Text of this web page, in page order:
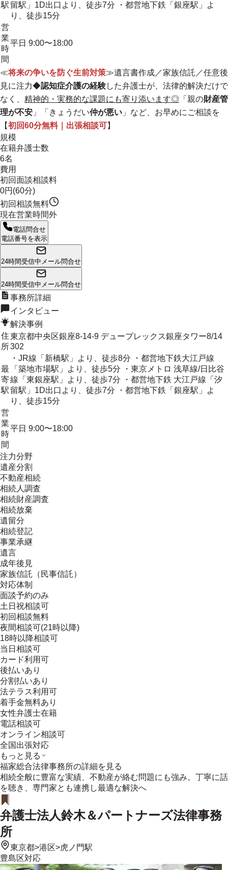
駅 留駅」1D出口より、徒歩7分 ・都営地下鉄「銀座駅」よ
り、徒歩15分
営
業
時
間
平日 9:00〜18:00
≪将来の争いを防ぐ生前対策≫遺言書作成／家族信託／任意後
見に注力◆認知症介護の経験した弁護士が、法律的解決だけで
なく、 精神的・実務的な課題にも寄り添います◎ 「親の財産管
理が不安 」「きょうだい仲が悪い 」など、お早めにご相談を
【初回60分無料｜出張相談可】
規模
在籍弁護士数
6名
費用
初回面談相談料
0円(60分)
初回相談無料
現在営業時間外
電話問合せ
電話番号を表示
24時間受信中 メール問合せ
24時間受信中 メール問合せ
事務所詳細
インタビュー
解決事例
住
所
東京都中央区銀座8-14-9 デュープレックス銀座タワー8/14
302
最
寄
駅
・JR線「新橋駅」より、徒歩8分 ・都営地下鉄大江戸線
「築地市場駅」より、徒歩5分 ・東京メトロ 浅草線/日比谷
線「東銀座駅」より、徒歩7分 ・都営地下鉄 大江戸線「汐
留駅」1D出口より、徒歩7分 ・都営地下鉄「銀座駅」よ
り、徒歩15分
営
業
時
間
平日 9:00〜18:00
注力分野
遺産分割
不動産相続
相続人調査
相続財産調査
相続放棄
遺留分
相続登記
事業承継
遺言
成年後見
家族信託（民事信託）
対応体制
面談予約のみ
土日祝相談可
初回相談無料
夜間相談可(21時以降)
18時以降相談可
当日相談可
カード利用可
後払いあり
分割払いあり
法テラス利用可
着手金無料あり
女性弁護士在籍
電話相談可
オンライン相談可
全国出張対応
もっと見る
福家総合法律事務所の詳細を見る
相続全般に豊富な実績、不動産が絡む問題にも強み。丁寧に話
を聴き、専門家とも連携し最適な解決へ
弁護士法人鈴木＆パートナーズ法律事務
所
東京都>港区>虎ノ門駅
豊島区対応